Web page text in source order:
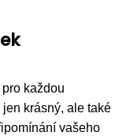
každou
krásný, ale také
vašeho